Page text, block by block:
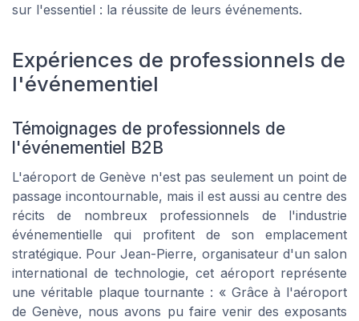
sur l'essentiel : la réussite de leurs événements.
Expériences de professionnels de
l'événementiel
Témoignages de professionnels de
l'événementiel B2B
L'aéroport de Genève n'est pas seulement un point de
passage incontournable, mais il est aussi au centre des
récits de nombreux professionnels de l'industrie
événementielle qui profitent de son emplacement
stratégique. Pour Jean-Pierre, organisateur d'un salon
international de technologie, cet aéroport représente
une véritable plaque tournante : « Grâce à l'aéroport
de Genève, nous avons pu faire venir des exposants